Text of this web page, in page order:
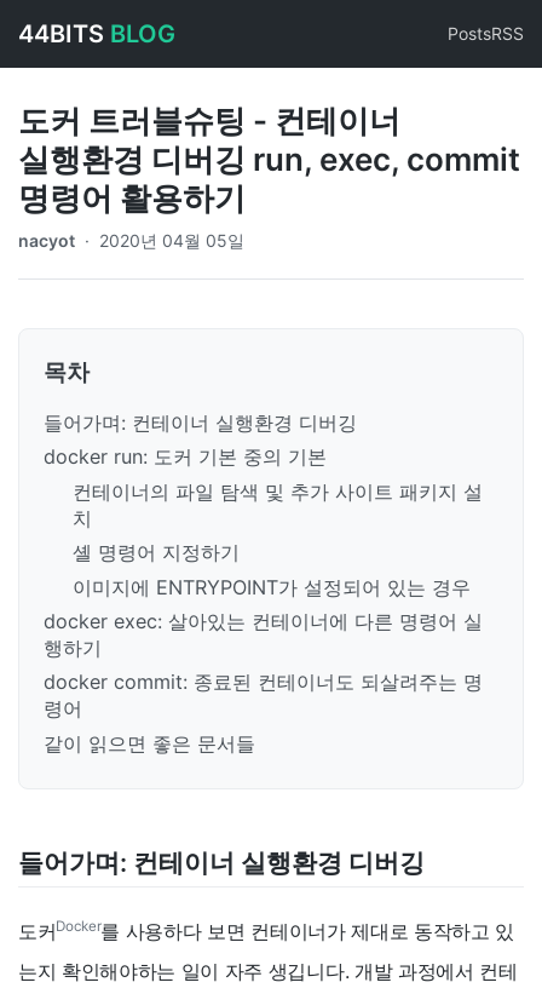
44BITS BLOG PostsRSS
도커 트러블슈팅 - 컨테이너
실행환경 디버깅 run, exec, commit
명령어 활용하기
nacyot · 2020년 04월 05일
목차
들어가며: 컨테이너 실행환경 디버깅
docker run: 도커 기본 중의 기본
컨테이너의 파일 탐색 및 추가 사이트 패키지 설
치
셸 명령어 지정하기
이미지에 ENTRYPOINT가 설정되어 있는 경우
docker exec: 살아있는 컨테이너에 다른 명령어 실
행하기
docker commit: 종료된 컨테이너도 되살려주는 명
령어
같이 읽으면 좋은 문서들
들어가며: 컨테이너 실행환경 디버깅
도커Docker를 사용하다 보면 컨테이너가 제대로 동작하고 있
는지 확인해야하는 일이 자주 생깁니다. 개발 과정에서 컨테